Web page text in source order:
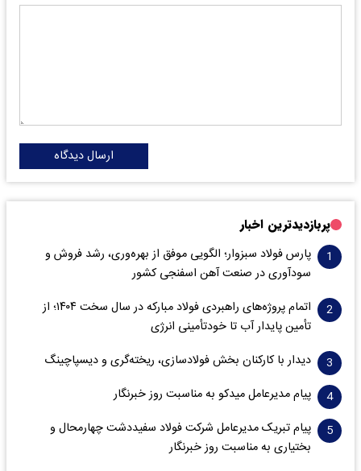
ارسال دیدگاه
پربازدیدترین اخبار
پارس فولاد سبزوار؛ الگویی موفق از بهره‌وری، رشد فروش و
سود‌آوری در صنعت آهن اسفنجی کشور
اتمام پروژه‌های راهبردی فولاد مبارکه در سال سخت ۱۴۰۴؛ از
تأمین پایدار آب تا خودتأمینی انرژی
دیدار با کارکنان بخش فولادسازی، ریخته‌گری و دیسپاچینگ
پیام مدیرعامل میدکو به مناسبت روز خبرنگار
پیام تبریک مدیرعامل شرکت فولاد سفیددشت چهارمحال و
بختیاری به مناسبت روز خبرنگار